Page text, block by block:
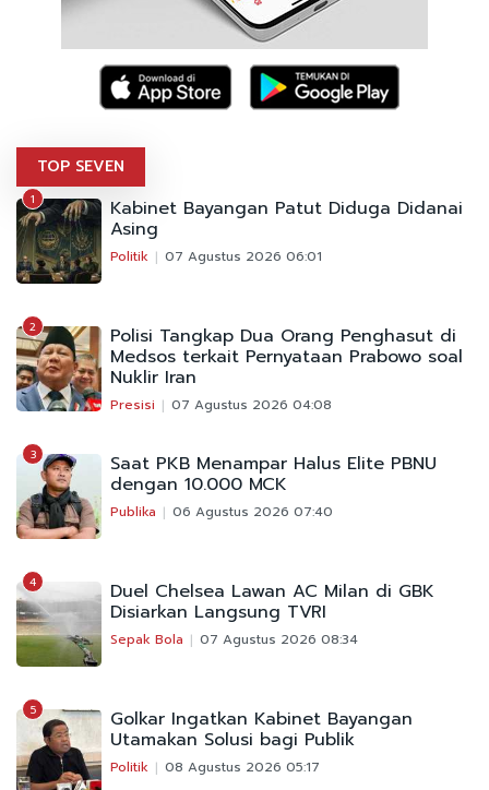
TOP SEVEN
1 Kabinet Bayangan Patut Diduga Didanai
Asing
Politik 07 Agustus 2026 06:01
2 Polisi Tangkap Dua Orang Penghasut di
Medsos terkait Pernyataan Prabowo soal
Nuklir Iran
Presisi 07 Agustus 2026 04:08
3 Saat PKB Menampar Halus Elite PBNU
dengan 10.000 MCK
Publika 06 Agustus 2026 07:40
4 Duel Chelsea Lawan AC Milan di GBK
Disiarkan Langsung TVRI
Sepak Bola 07 Agustus 2026 08:34
5 Golkar Ingatkan Kabinet Bayangan
Utamakan Solusi bagi Publik
Politik 08 Agustus 2026 05:17